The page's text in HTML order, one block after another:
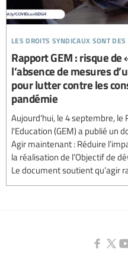
les droits syndicaux sont
Rapport GEM : risque
l’absence de mesures
pour lutter contre les
pandémie
Aujourd'hui, le 4 septembre, le
l'Education (GEM) a publié un
Agir maintenant : Réduire
la réalisation de l’Objectif de
Le document soutient qu’agir